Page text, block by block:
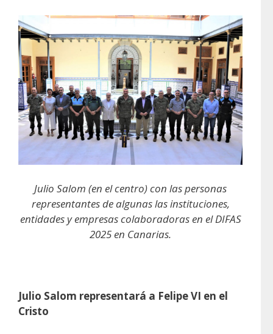
Julio Salom (en el centro) con las personas
representantes de algunas las instituciones,
entidades y empresas colaboradoras en el DIFAS
2025 en Canarias.
Julio Salom representará a Felipe VI en el
Cristo